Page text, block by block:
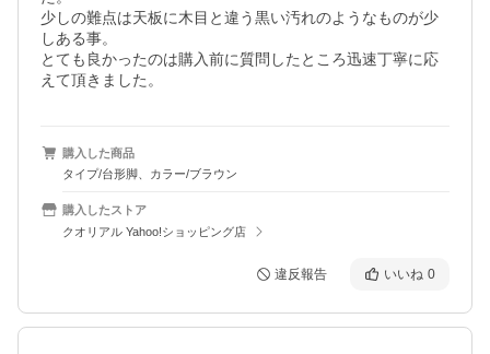
少しの難点は天板に木目と違う黒い汚れのようなものが少
しある事。
とても良かったのは購入前に質問したところ迅速丁寧に応
えて頂きました。
購入した商品
タイプ/台形脚、カラー/ブラウン
購入したストア
クオリアル Yahoo!ショッピング店
違反報告 いいね 0